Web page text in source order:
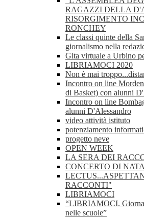
RAGAZZI DELLA
RISORGIMENTO
RONCHEY
Le classi quinte della
giornalismo nella
Gita virtuale a Urbino
LIBRIAMOCI 2020
Non è mai
Incontro on line
di Basket) con alunni
Incontro on line
alunni D'Alessandro
video attività istituto
potenziamento
progetto neve
OPEN WEEK
LA SERA DEI
CONCERTO DI
RACCONTI"
LIBRIAMOCI
“LIBRIAMOCI.
nelle scuole”